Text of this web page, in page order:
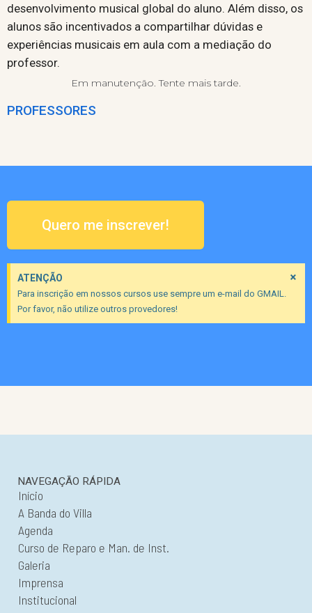
desenvolvimento musical global do aluno. Além disso, os
alunos são incentivados a compartilhar dúvidas e
experiências musicais em aula com a mediação do
professor.
PROFESSORES
Em manutenção. Tente mais tarde.
Quero me inscrever!
ATENÇÃO
Para inscrição em nossos cursos use sempre um e-mail do GMAIL.
Por favor, não utilize outros provedores!
×
NAVEGAÇÃO RÁPIDA
Início
A Banda do Villa
Agenda
Curso de Reparo e Man. de Inst.
Galeria
Imprensa
Institucional